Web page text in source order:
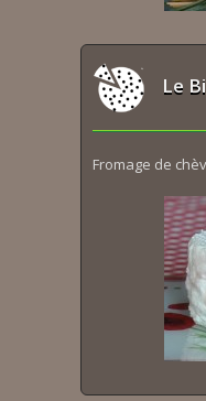
Le
Fromage de